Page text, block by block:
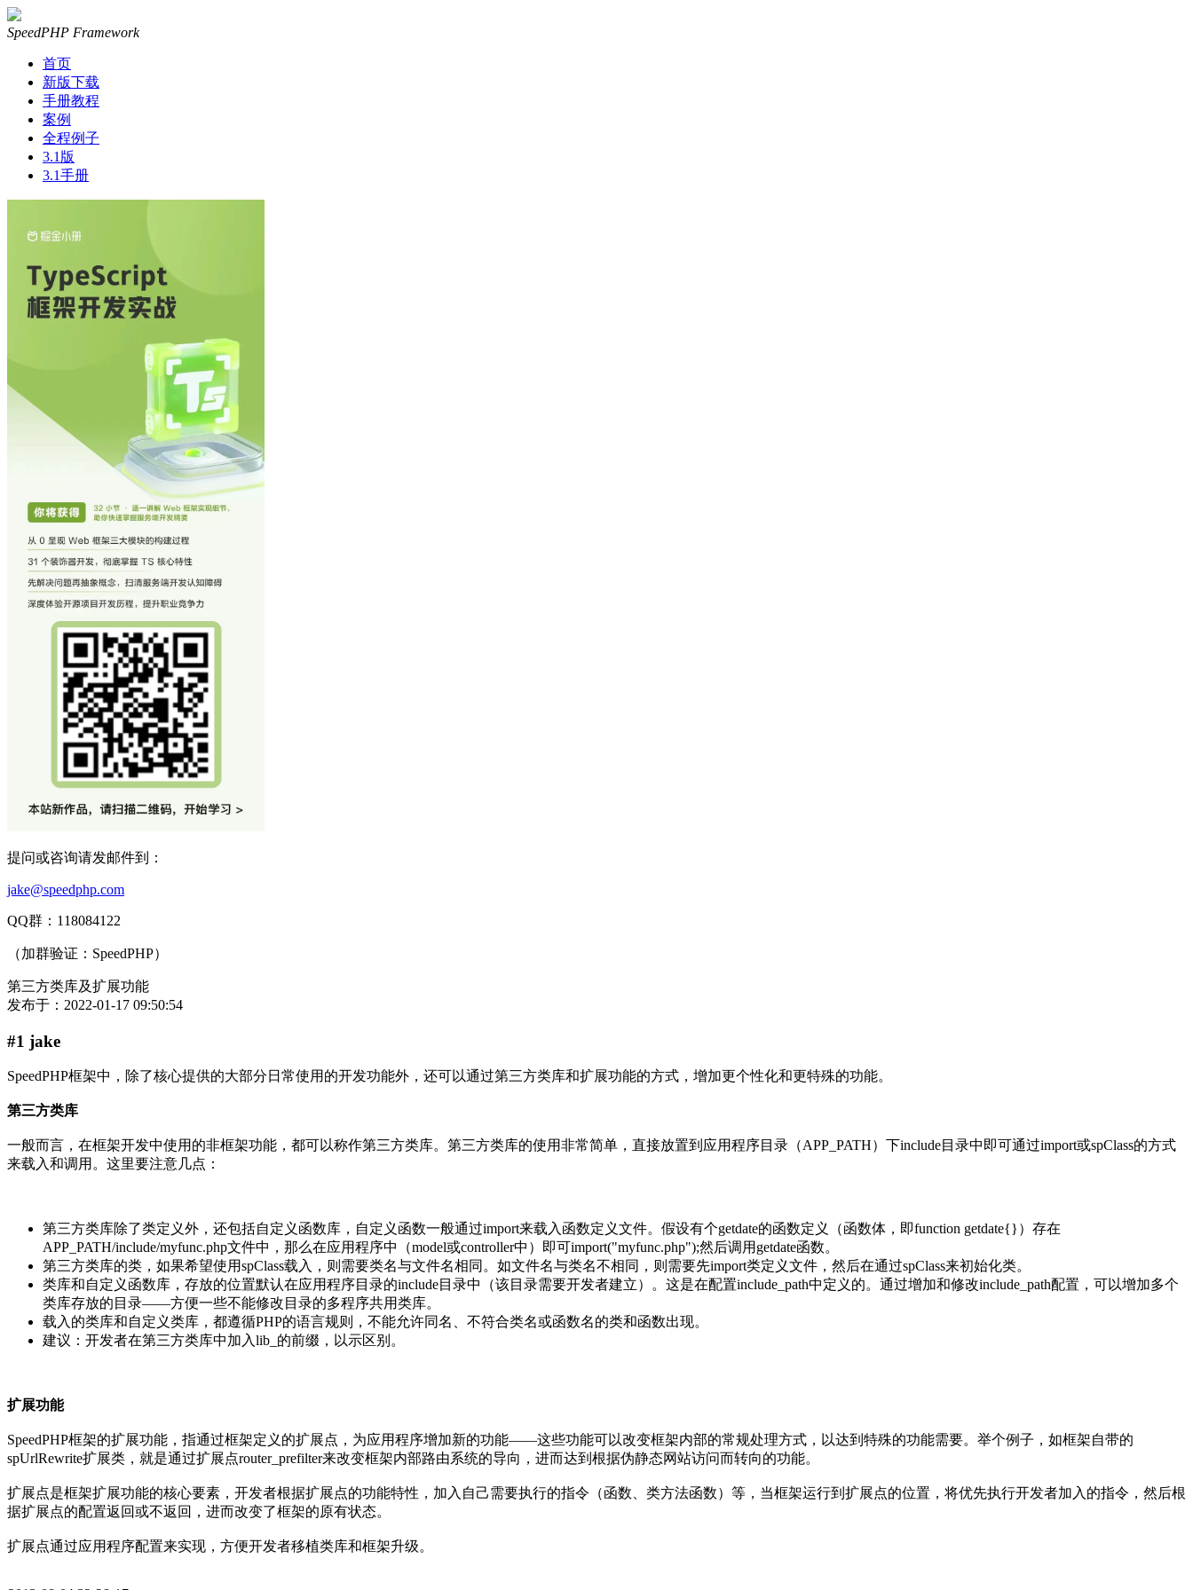
SpeedPHP Framework
首页
新版下载
手册教程
案例
全程例子
3.1版
3.1手册
提问或咨询请发邮件到：
jake@speedphp.com
QQ群：118084122
（加群验证：SpeedPHP）
第三方类库及扩展功能
发布于： 2022-01-17 09:50:54
#1 jake
SpeedPHP框架中，除了核心提供的大部分日常使用的开发功能外，还可以通过第三方类库和扩展功能的方式，增加更个性化和更特殊的功能。
第三方类库
一般而言，在框架开发中使用的非框架功能，都可以称作第三方类库。第三方类库的使用非常简单，直接放置到应用程序目录（APP_PATH）下include目录中即可通过import或spClass的方式
来载入和调用。这里要注意几点：
第三方类库除了类定义外，还包括自定义函数库，自定义函数一般通过import来载入函数定义文件。假设有个getdate的函数定义（函数体，即function getdate{}）存在
APP_PATH/include/myfunc.php文件中，那么在应用程序中（model或controller中）即可import("myfunc.php");然后调用getdate函数。
第三方类库的类，如果希望使用spClass载入，则需要类名与文件名相同。如文件名与类名不相同，则需要先import类定义文件，然后在通过spClass来初始化类。
类库和自定义函数库，存放的位置默认在应用程序目录的include目录中（该目录需要开发者建立）。这是在配置include_path中定义的。通过增加和修改include_path配置，可以增加多个
类库存放的目录——方便一些不能修改目录的多程序共用类库。
载入的类库和自定义类库，都遵循PHP的语言规则，不能允许同名、不符合类名或函数名的类和函数出现。
建议：开发者在第三方类库中加入lib_的前缀，以示区别。
扩展功能
SpeedPHP框架的扩展功能，指通过框架定义的扩展点，为应用程序增加新的功能——这些功能可以改变框架内部的常规处理方式，以达到特殊的功能需要。举个例子，如框架自带的
spUrlRewrite扩展类，就是通过扩展点router_prefilter来改变框架内部路由系统的导向，进而达到根据伪静态网站访问而转向的功能。
扩展点是框架扩展功能的核心要素，开发者根据扩展点的功能特性，加入自己需要执行的指令（函数、类方法函数）等，当框架运行到扩展点的位置，将优先执行开发者加入的指令，然后根
据扩展点的配置返回或不返回，进而改变了框架的原有状态。
扩展点通过应用程序配置来实现，方便开发者移植类库和框架升级。